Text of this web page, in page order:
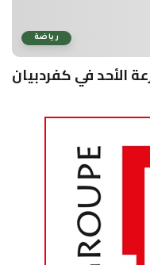
رياضة
الأحد في كفردبيان